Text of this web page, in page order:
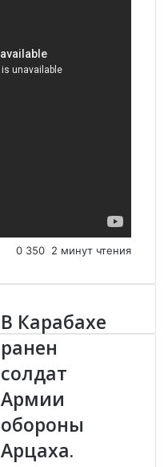
0 350 2 минут чтения
В
К
а
р
а
б
х
е
В Карабахе
ранен
солдат
Армии
обороны
Арцаха.